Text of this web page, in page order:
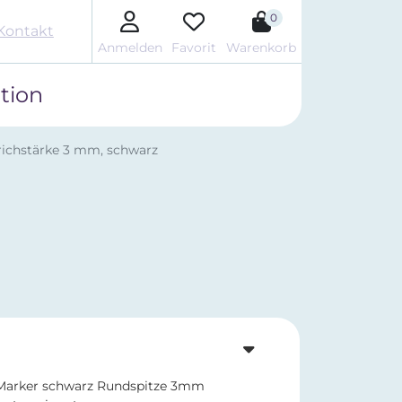
Anmelden Favorit
0
Warenkorb
3 mm, schwarz
schwarz Rundspitze 3mm